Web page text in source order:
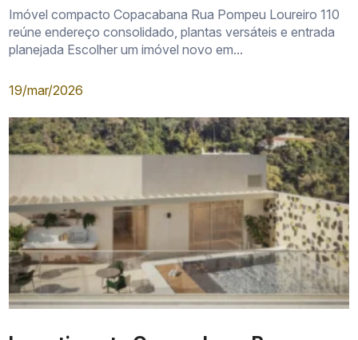
Imóvel compacto Copacabana Rua Pompeu Loureiro 110
reúne endereço consolidado, plantas versáteis e entrada
planejada Escolher um imóvel novo em...
19/mar/2026